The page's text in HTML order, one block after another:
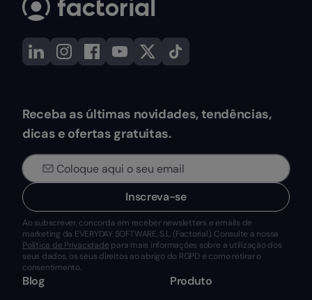
Receba as últimas novidades, tendências,
dicas e ofertas gratuitas.
Inscreva-se
Ao subscrever, concorda em receber newsletters e emails de
marketing da EVERYDAY SOFTWARE, S.L. (Factorial). Consulte a nossa
Política de Privacidade para mais informações sobre a utilização dos
seus dados, os seus direitos ao abrigo do RGPD e como retirar o
consentimento.
Blog Produto